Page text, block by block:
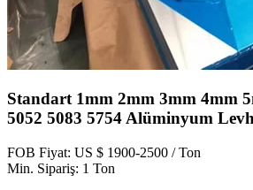
Standart 1mm 2mm 3mm 4mm
5052 5083 5754 Alüminyum
FOB Fiyat: US $ 1900-2500 / Ton
Min. Sipariş: 1 Ton